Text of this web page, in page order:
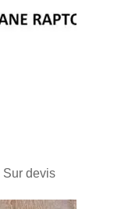
Sur devis